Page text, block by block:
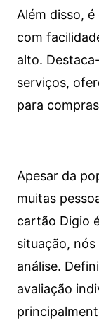
Além disso,
com
alto.
serviços,
para
Apesar da
muitas
cartão Digio
situação,
análise.
avaliação